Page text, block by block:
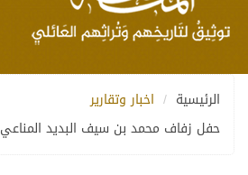
الرئيسية
اخبار وتقارير
حفل زفاف محمد بن سيف البديد المناعي